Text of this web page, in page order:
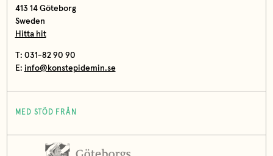
413 14 Göteborg
Sweden
Hitta hit
T: 031-82 90 90
E: info@konstepidemin.se
MED STÖD FRÅN